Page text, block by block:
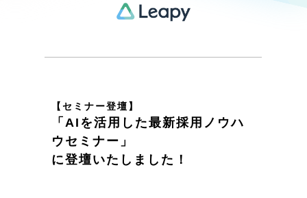
ブランドサイト制作
コーポレート・企業サイト
ブランドサイト・サービスサイト
求人・採用サイト （61件）
【セミナー登壇】
「AIを活用した最新採用ノウハ
ウセミナー」
に登壇いたしました！